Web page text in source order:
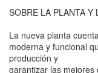
SOBRE LA PLANTA Y
La nueva planta
moderna y funcional
producción y
garantizar las